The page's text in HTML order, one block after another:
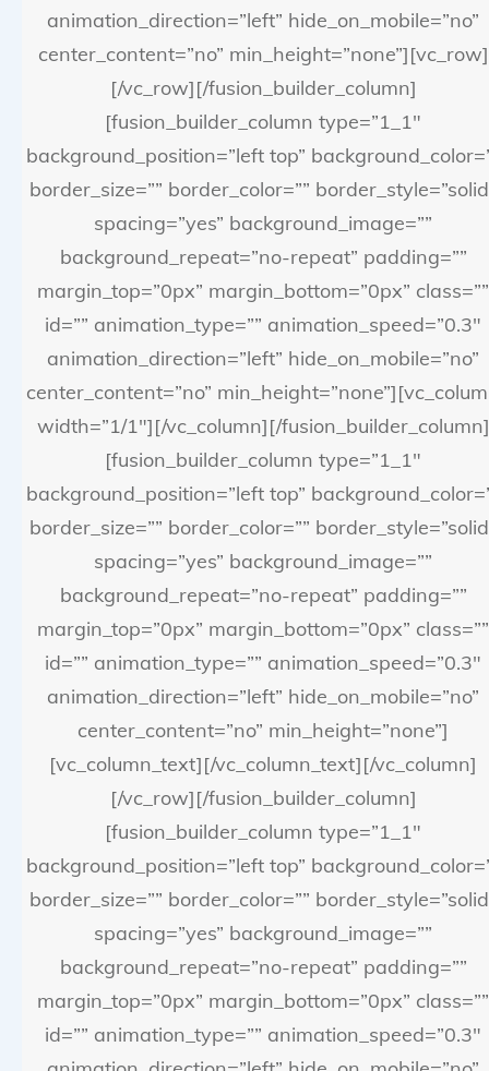
animation_direction=”left” hide_on_mobile=”no”
center_content=”no” min_height=”none”][vc_row]
[/vc_row][/fusion_builder_column]
[fusion_builder_column type=”1_1″
background_position=”left top”
border_size=”” border_color=””
spacing=”yes” background_image=””
background_repeat=”no-repeat” padding=””
margin_top=”0px” margin_bottom=”0px” class=””
id=”” animation_type=”” animation_speed=”0.3″
animation_direction=”left” hide_on_mobile=”no”
center_content=”no”
width=”1/1″][/vc_column][/fusion_builder_column]
[fusion_builder_column type=”1_1″
background_position=”left top”
border_size=”” border_color=””
spacing=”yes” background_image=””
background_repeat=”no-repeat” padding=””
margin_top=”0px” margin_bottom=”0px” class=””
id=”” animation_type=”” animation_speed=”0.3″
animation_direction=”left” hide_on_mobile=”no”
center_content=”no” min_height=”none”]
[vc_column_text][/vc_column_text][/vc_column]
[/vc_row][/fusion_builder_column]
[fusion_builder_column type=”1_1″
background_position=”left top”
border_size=”” border_color=””
spacing=”yes” background_image=””
background_repeat=”no-repeat” padding=””
margin_top=”0px” margin_bottom=”0px” class=””
id=”” animation_type=”” animation_speed=”0.3″